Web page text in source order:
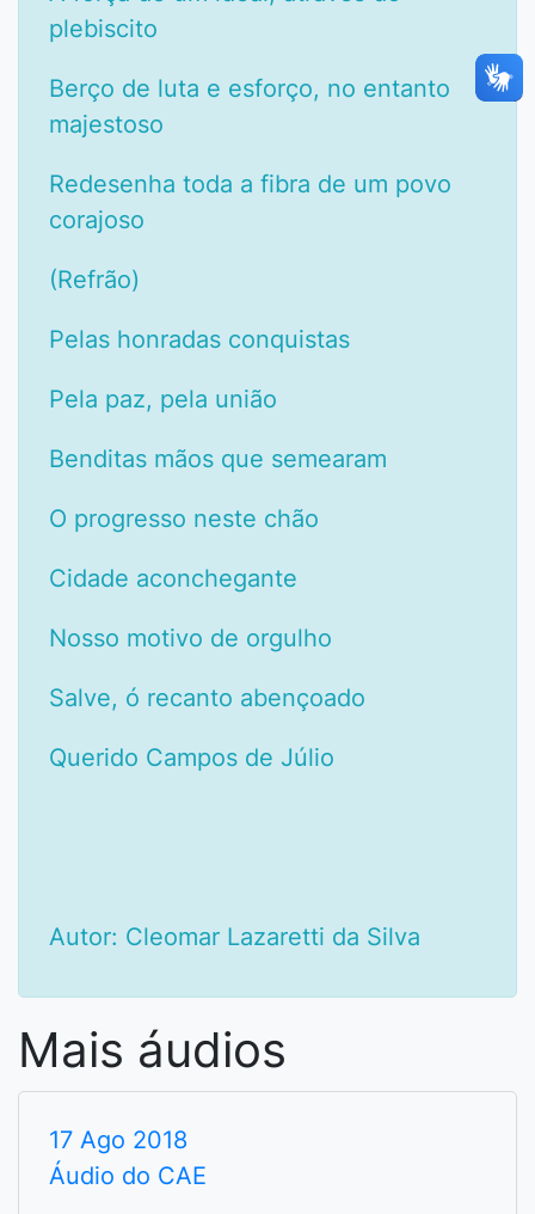
plebiscito
Berço de luta e esforço, no entanto
majestoso
Redesenha toda a fibra de um povo
corajoso
(Refrão)
Pelas honradas conquistas
Pela paz, pela união
Benditas mãos que semearam
O progresso neste chão
Cidade aconchegante
Nosso motivo de orgulho
Salve, ó recanto abençoado
Querido Campos de Júlio
Autor: Cleomar Lazaretti da Silva
Mais áudios
17 Ago 2018
Áudio do CAE